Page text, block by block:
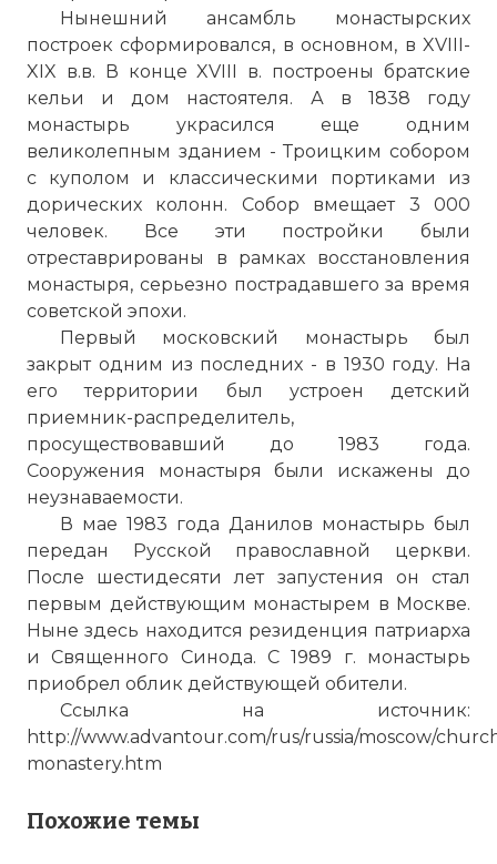
Нынешний ансамбль монастырских
построек сформировался, в основном, в XVIII-
XIX в.в. В конце XVIII в. построены братские
кельи и дом настоятеля. А в 1838 году
монастырь украсился еще одним
великолепным зданием - Троицким собором
с куполом и классическими портиками из
дорических колонн. Собор вмещает 3 000
человек. Все эти постройки были
отреставрированы в рамках восстановления
монастыря, серьезно пострадавшего за время
советской эпохи.
Первый московский монастырь был
закрыт одним из последних - в 1930 году. На
его территории был устроен детский
приемник-распределитель,
просуществовавший до 1983 года.
Сооружения монастыря были искажены до
неузнаваемости.
В мае 1983 года Данилов монастырь был
передан Русской православной церкви.
После шестидесяти лет запустения он стал
первым действующим монастырем в Москве.
Ныне здесь находится резиденция патриарха
и Священного Синода. С 1989 г. монастырь
приобрел облик действующей обители.
Ссылка на источник:
http://www.advantour.com/rus/russia/moscow/
monastery.htm
Похожие темы
☓